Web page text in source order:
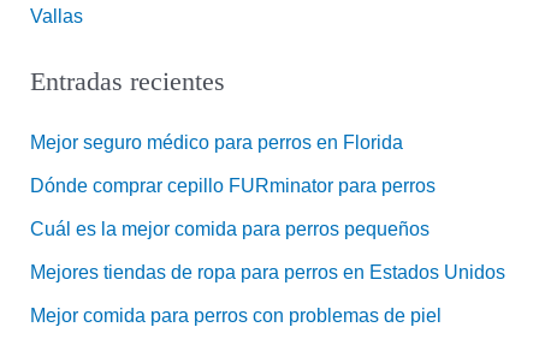
Vallas
Entradas recientes
Mejor seguro médico para perros en Florida
Dónde comprar cepillo FURminator para perros
Cuál es la mejor comida para perros pequeños
Mejores tiendas de ropa para perros en Estados Unidos
Mejor comida para perros con problemas de piel